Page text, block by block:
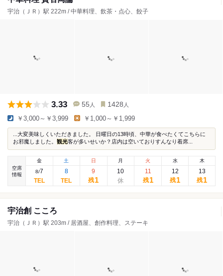
宇治（ＪＲ）駅 222m / 中華料理、飲茶・点心、餃子
3.33 55 人 1428 人
￥3,000～￥3,999 ￥1,000～￥1,999
...大変美味しくいただきました。 日曜日の13時頃、中華が食べたくてこちらに
お邪魔しました。 観光客が多いせいか？店内は空いておりすんなり着席...
空席
情報
金
8/7
土
8
日
9
残1
月
10
火
11
残1
水
12
残1
木
13
残1
宇治創 こころ
宇治（ＪＲ）駅 203m / 居酒屋、創作料理、ステーキ